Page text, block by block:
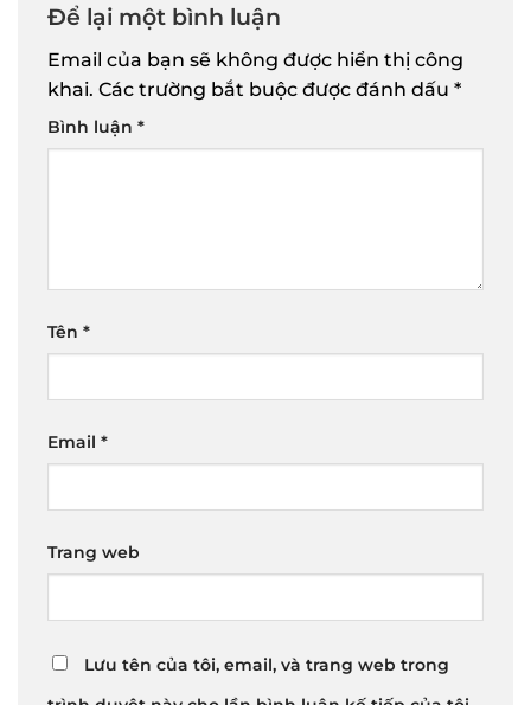
Để lại một bình luận
Email của bạn sẽ không được hiển thị công
khai. Các trường bắt buộc được đánh dấu *
Bình luận *
Tên *
Email *
Trang web
Lưu tên của tôi, email, và trang web trong